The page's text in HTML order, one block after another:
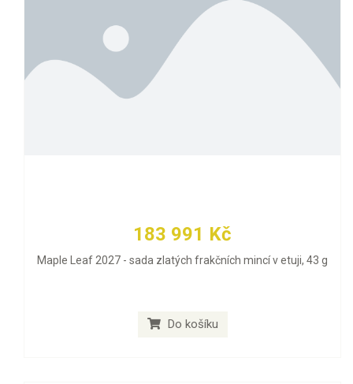
183 991 Kč
Maple Leaf 2027 - sada zlatých frakčních mincí v etuji, 43 g
Do košíku